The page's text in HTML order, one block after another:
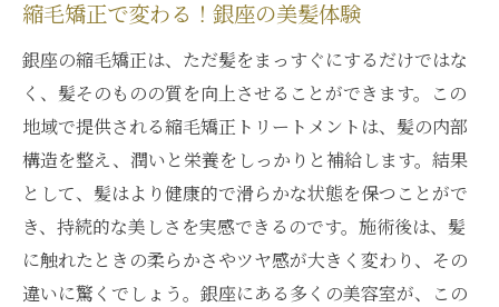
縮毛矯正で変わる！銀座の美髪体験
銀座の縮毛矯正は、ただ髪をまっすぐにするだけではな
く、髪そのものの質を向上させることができます。この
地域で提供される縮毛矯正トリートメントは、髪の内部
構造を整え、潤いと栄養をしっかりと補給します。結果
として、髪はより健康的で滑らかな状態を保つことがで
き、持続的な美しさを実感できるのです。施術後は、髪
に触れたときの柔らかさやツヤ感が大きく変わり、その
違いに驚くでしょう。銀座にある多くの美容室が、この